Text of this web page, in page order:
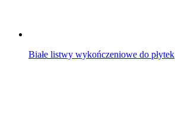
Białe listwy wykończeniowe do płytek